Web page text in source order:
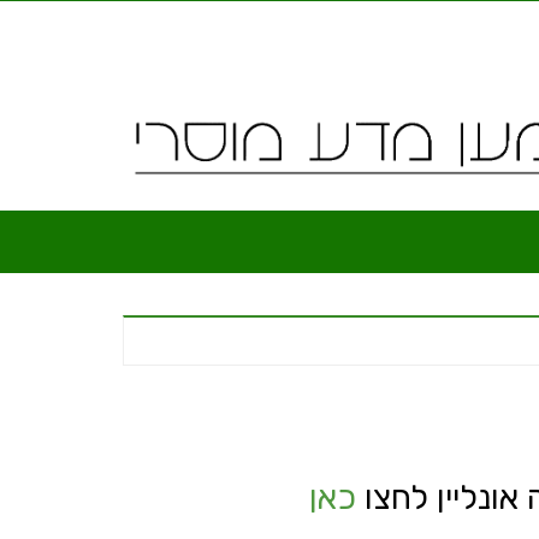
לחצו כאן